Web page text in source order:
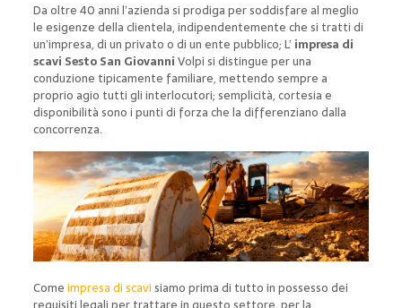
Da oltre 40 anni l’azienda si prodiga per soddisfare al meglio
le esigenze della clientela, indipendentemente che si tratti di
un’impresa, di un privato o di un ente pubblico; L’ impresa di
scavi Sesto San GiovanniVolpi si distingue per una
conduzione tipicamente familiare, mettendo sempre a
proprio agio tutti gli interlocutori; semplicità, cortesia e
disponibilità sono i punti di forza che la differenziano dalla
concorrenza.
Comeimpresa di scavisiamo prima di tutto in possesso dei